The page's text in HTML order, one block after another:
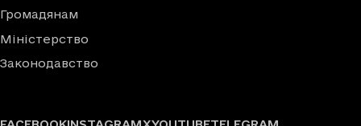
Громадянам
Міністерство
Законодавство